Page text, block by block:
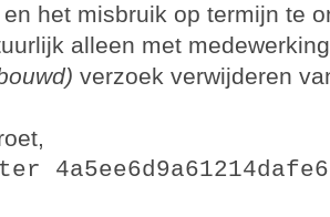
het misbruik op termijn te
alleen met
verzoek verwijderen